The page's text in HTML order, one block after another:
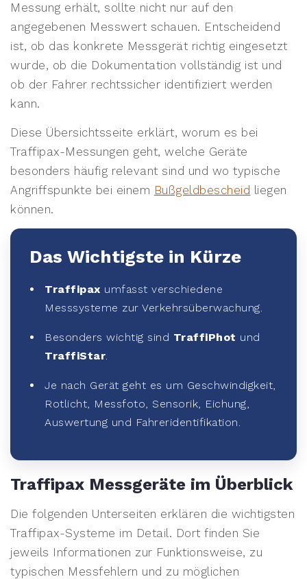
Messung erhält, sollte nicht nur auf den
angegebenen Messwert schauen. Entscheidend
ist, ob das konkrete Messgerät richtig eingesetzt
wurde, ob die Dokumentation vollständig ist und
ob der Fahrer rechtssicher identifiziert werden
kann.
Diese Übersichtsseite erklärt, worum es bei
Traffipax-Messungen geht, welche Geräte
besonders häufig relevant sind und wo typische
Angriffspunkte bei einem Bußgeldbescheid liegen
können.
Das Wichtigste in Kürze
Traffipax umfasst verschiedene
Messsysteme zur Verkehrsüberwachung.
Besonders wichtig sind TraffiPhot und
TraffiStar.
Je nach Gerät geht es um Geschwindigkeit,
Rotlicht, Messfoto, Sensorik, Eichung,
Auswertung und Fahreridentifikation.
Traffipax Messgeräte im Überblick
Die folgenden Unterseiten erklären die wichtigsten
Traffipax-Systeme im Detail. Dort finden Sie
jeweils Informationen zur Funktionsweise, zu
typischen Messfehlern und zu möglichen